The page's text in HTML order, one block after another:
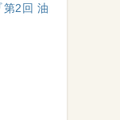
第2回 油